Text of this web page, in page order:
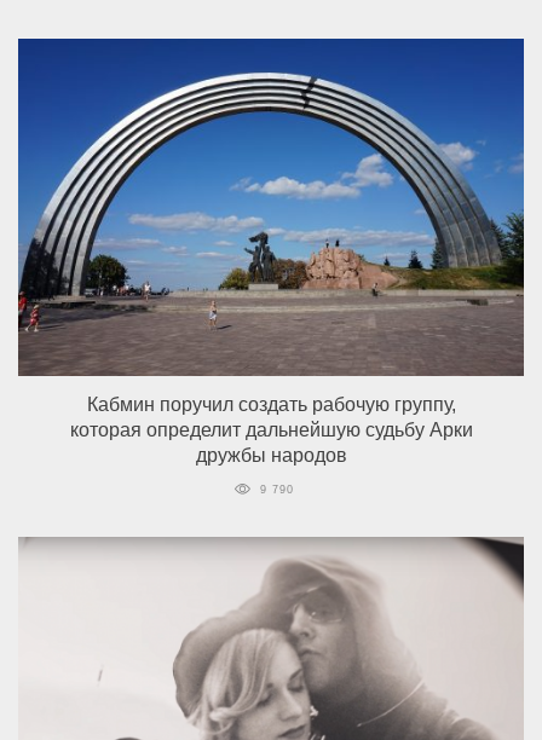
Кабмин поручил создать рабочую группу,
которая определит дальнейшую судьбу Арки
дружбы народов
9 790